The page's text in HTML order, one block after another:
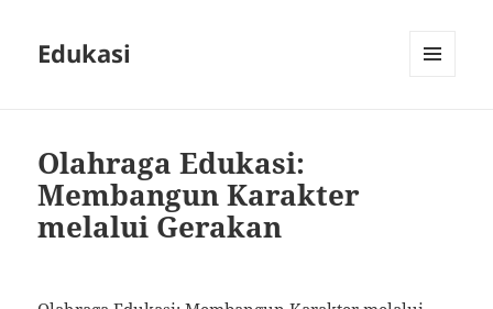
Edukasi
Olahraga Edukasi:
Membangun Karakter
melalui Gerakan